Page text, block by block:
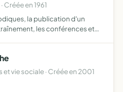
Créée en 1961
la publication d'un
les conférences et
et vie sociale · Créée en 2001